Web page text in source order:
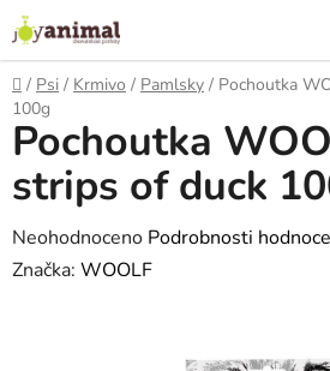
Přejít
na
obsah
Domů
/ Psi / Krmivo / Pamlsky / Pochoutka
100g
Pochoutka
strips of duck
Průměrné
hodnocení
Neohodnoceno Podrobnosti
Značka: WOOLF